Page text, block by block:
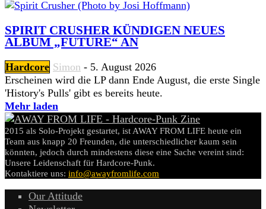
SPIRIT CRUSHER KÜNDIGEN NEUES
ALBUM „FUTURE“ AN
Hardcore Simon - 5. August 2026
Erscheinen wird die LP dann Ende August, die erste Single
'History's Pulls' gibt es bereits heute.
Mehr laden
2015 als Solo-Projekt gestartet, ist AWAY FROM LIFE heute ein
Team aus knapp 20 Freunden, die unterschiedlicher kaum sein
könnten, jedoch durch mindestens diese eine Sache vereint sind:
Unsere Leidenschaft für Hardcore-Punk.
Kontaktiere uns: info@awayfromlife.com
Our Attitude